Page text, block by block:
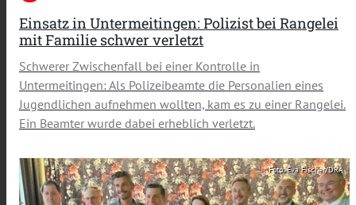
Einsatz in Untermeitingen: Polizist bei Rangelei
mit Familie schwer verletzt
Schwerer Zwischenfall bei einer Kontrolle in
Untermeitingen: Als Polizeibeamte die Personalien eines
Jugendlichen aufnehmen wollten, kam es zu einer Rangelei.
Ein Beamter wurde dabei erheblich verletzt.
Foto: Eva Fischer/DRA